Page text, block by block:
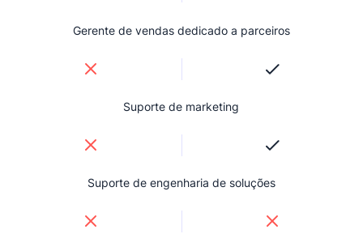
Gerente de vendas dedicado a parceiros
Suporte de marketing
Suporte de engenharia de soluções